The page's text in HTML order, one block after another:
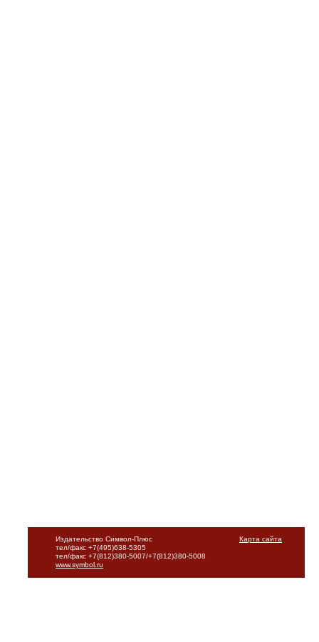
Карта сайта
Издательство Символ-Плюс
тел/факс +7(495)638-5305
тел/факс +7(812)380-5007/+7(812)380-5008
www.symbol.ru